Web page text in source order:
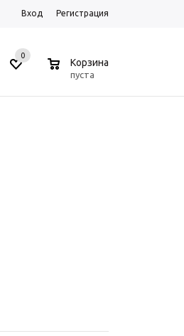
Вход Регистрация
0
Корзина
пуста